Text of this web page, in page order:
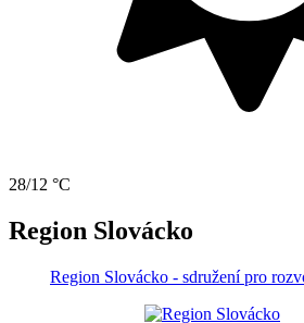
28/12 °C
Region Slovácko
Region Slovácko - sdružení pro